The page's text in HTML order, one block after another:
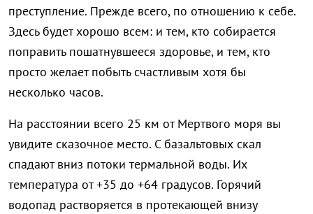
преступление. Прежде всего, по отношению к себе.
Здесь будет хорошо всем: и тем, кто собирается
поправить пошатнувшееся здоровье, и тем, кто
просто желает побыть счастливым хотя бы
несколько часов.
На расстоянии всего 25 км от Мертвого моря вы
увидите сказочное место. С базальтовых скал
спадают вниз потоки термальной воды. Их
температура от +35 до +64 градусов. Горячий
водопад растворяется в протекающей внизу